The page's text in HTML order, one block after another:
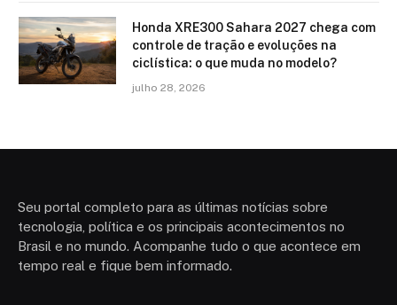
Honda XRE300 Sahara 2027 chega com
controle de tração e evoluções na
ciclística: o que muda no modelo?
julho 28, 2026
Seu portal completo para as últimas notícias sobre
tecnologia, política e os principais acontecimentos no
Brasil e no mundo. Acompanhe tudo o que acontece em
tempo real e fique bem informado.